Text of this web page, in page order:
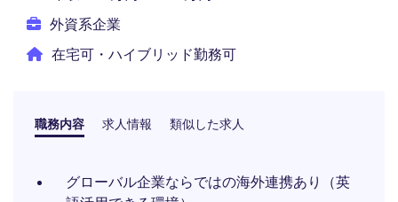
外資系企業
在宅可・ハイブリッド勤務可
職務内容 求人情報 類似した求人
グローバル企業ならではの海外連携あり（英